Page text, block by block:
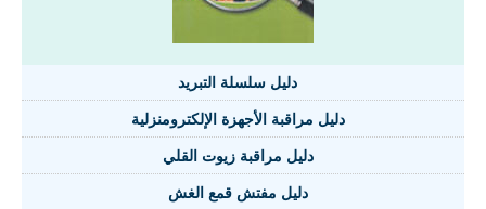
دليل سلسلة التبريد
دليل مراقبة الأجهزة الإلكترومنزلية
دليل مراقبة زيوت القلي
دليل مفتش قمع الغش